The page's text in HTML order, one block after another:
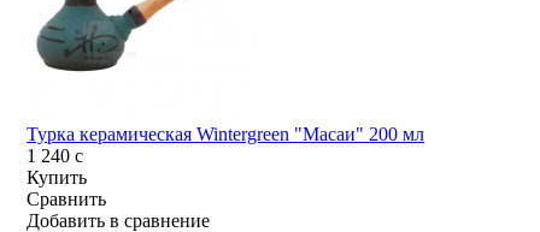
Турка керамическая Wintergreen "Масаи" 200 мл
1 240c
Купить
Сравнить
Добавить в сравнение